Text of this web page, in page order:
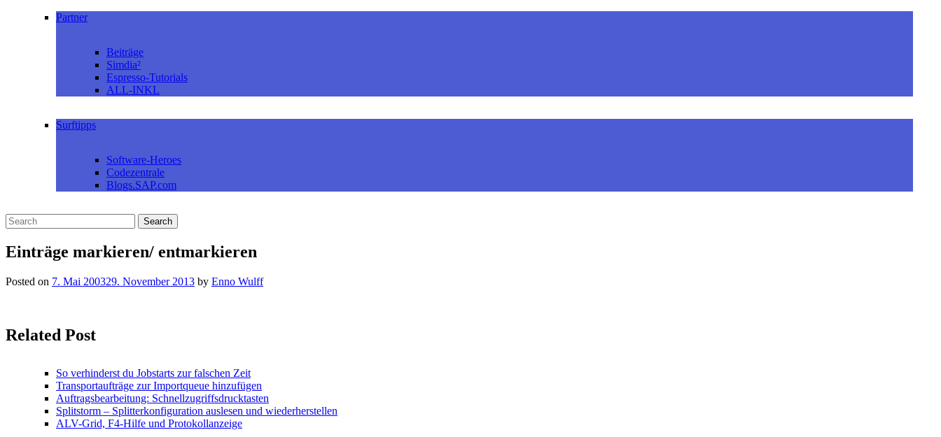
Partner
Beiträge
Simdia²
Espresso-Tutorials
ALL-INKL
Surftipps
Software-Heroes
Codezentrale
Blogs.SAP.com
Einträge markieren/ entmarkieren
Posted on 7. Mai 200329. November 2013 by Enno Wulff
Related Post
So verhinderst du Jobstarts zur falschen Zeit
Transportaufträge zur Importqueue hinzufügen
Auftragsbearbeitung: Schnellzugriffsdrucktasten
Splitstorm – Splitterkonfiguration auslesen und wiederherstellen
ALV-Grid, F4-Hilfe und Protokollanzeige